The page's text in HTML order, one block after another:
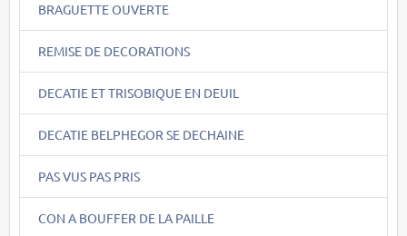
BRAGUETTE OUVERTE
REMISE DE DECORATIONS
DECATIE ET TRISOBIQUE EN DEUIL
DECATIE BELPHEGOR SE DECHAINE
PAS VUS PAS PRIS
CON A BOUFFER DE LA PAILLE